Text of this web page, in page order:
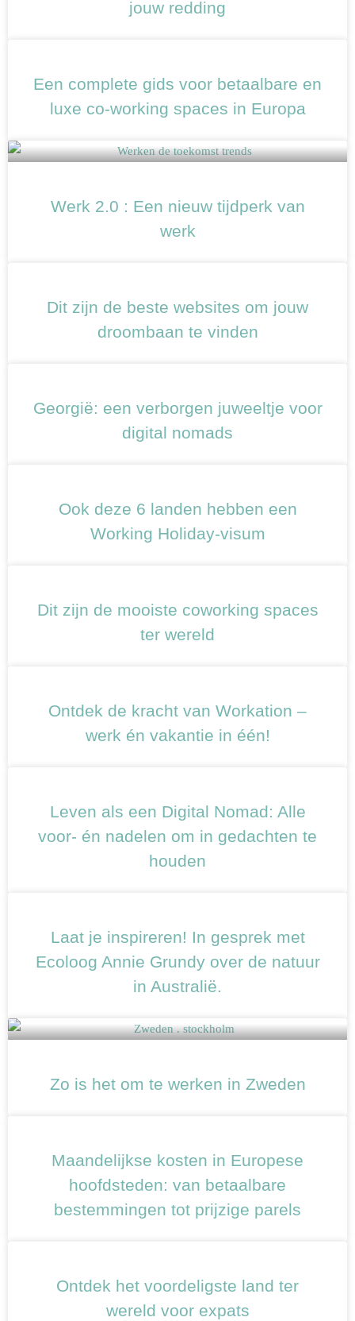
jouw redding
Een complete gids voor betaalbare en
luxe co-working spaces in Europa
Werk 2.0 : Een nieuw tijdperk van
werk
Dit zijn de beste websites om jouw
droombaan te vinden
Georgië: een verborgen juweeltje voor
digital nomads
Ook deze 6 landen hebben een
Working Holiday-visum
Dit zijn de mooiste coworking spaces
ter wereld
Ontdek de kracht van Workation –
werk én vakantie in één!
Leven als een Digital Nomad: Alle
voor- én nadelen om in gedachten te
houden
Laat je inspireren! In gesprek met
Ecoloog Annie Grundy over de natuur
in Australië.
Zo is het om te werken in Zweden
Maandelijkse kosten in Europese
hoofdsteden: van betaalbare
bestemmingen tot prijzige parels
Ontdek het voordeligste land ter
wereld voor expats